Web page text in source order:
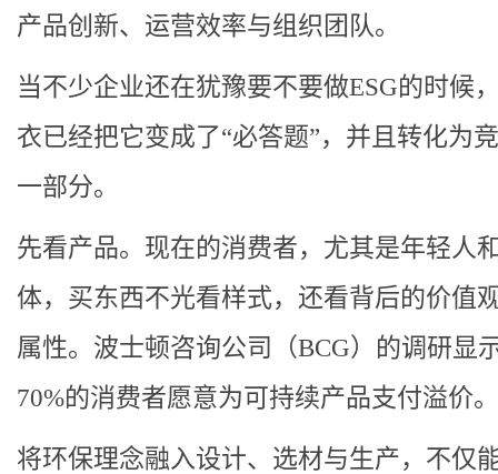
产品创新、运营效率与组织团队。
当不少企业还在犹豫要不要做ESG的时候
衣已经把它变成了“必答题”，并且转化为
一部分。
先看产品。现在的消费者，尤其是年轻人
体，买东西不光看样式，还看背后的价值
属性。波士顿咨询公司（BCG）的调研显
70%的消费者愿意为可持续产品支付溢价。
将环保理念融入设计、选材与生产，不仅